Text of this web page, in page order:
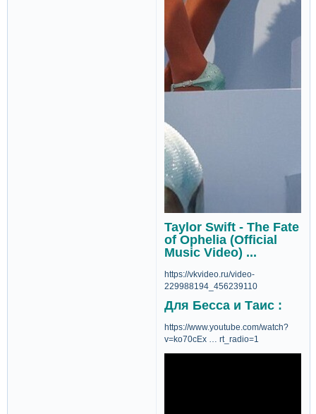
Taylor Swift - The Fate
of Ophelia (Official
Music Video) ...
https://vkvideo.ru/video-
229988194_456239110
Для Бесса и Таис :
https://www.youtube.com/watch?
v=ko70cEx … rt_radio=1